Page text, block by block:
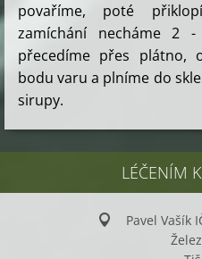
povaříme, poté
zamíchání necháme 2
přecedíme přes plátno,
bodu varu a plníme do
sirupy.
LÉČENÍM
Pavel Vašík